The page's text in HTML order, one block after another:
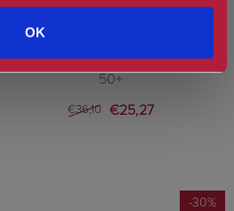
OK
LATTE SOLARE SPRAY CORPO SPF
50+
€36,10 €25,27
-30%